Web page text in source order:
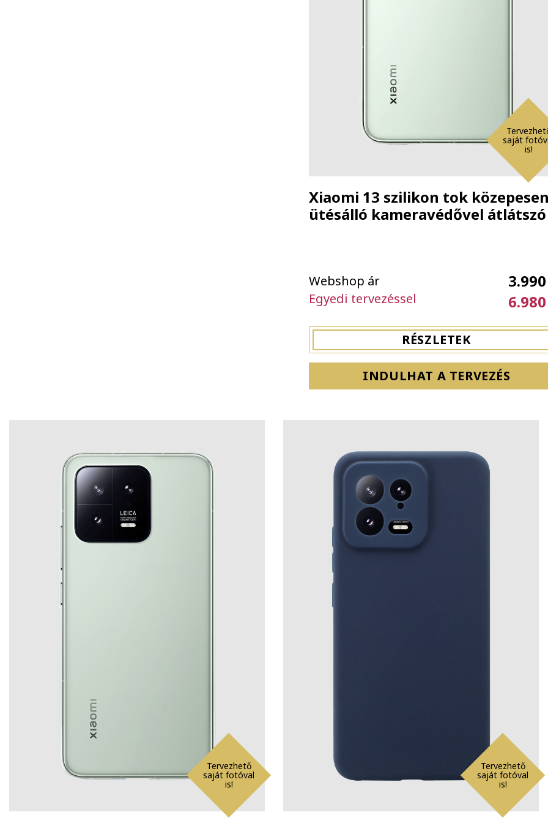
saját
is!
Xiaomi 13 szilikon tok közepesen
ütésálló kameravédővel átlátszó
Webshop ár
Egyedi tervezéssel
RÉSZLETEK
INDULHAT A TERVEZÉS
Tervezhető
saját fotóval
is!
Tervezhető
saját fotóval
is!